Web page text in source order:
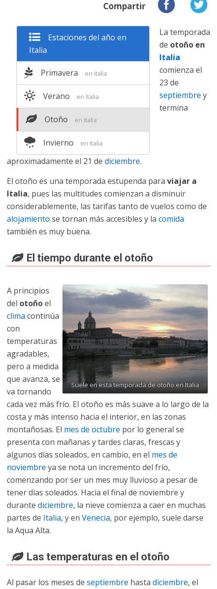
Compartir
Estaciones del año en
Italia
Primavera en Italia
Verano en Italia
Otoño en Italia
Invierno en Italia
La temporada
de otoño en
Italia
comienza el
23 de
septiembre y
termina
aproximadamente el 21 de diciembre.
El otoño es una temporada estupenda para viajar a
Italia, pues las multitudes comienzan a disminuir
considerablemente, las tarifas tanto de vuelos como de
alojamiento se tornan más accesibles y la comida
también es muy buena.
El tiempo durante el otoño
Suele en esta temporada de otoño en Italia
A principios
del otoñoel
clima continúa
con
temperaturas
agradables,
pero a medida
que avanza, se
va tornando
cada vez más frío. El otoño es más suave a lo largo de la
costa y más intenso hacia el interior, en las zonas
montañosas. El mes de octubre por lo general se
presenta con mañanas y tardes claras, frescas y
algunos días soleados, en cambio, en el mes de
noviembre ya se nota un incremento del frío,
comenzando por ser un mes muy lluvioso a pesar de
tener días soleados. Hacia el final de noviembre y
durante diciembre, la nieve comienza a caer en muchas
partes de Italia, y en Venecia, por ejemplo, suele darse
la Aqua Alta.
Las temperaturas en el otoño
Al pasar los meses de septiembre hasta diciembre, el